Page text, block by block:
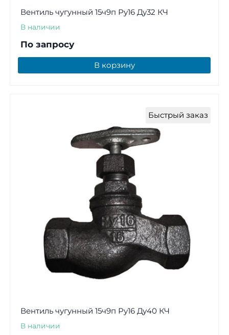
Вентиль чугунный 15ч9п Ру16 Ду32 КЧ
В наличии
По запросу
В корзину
Быстрый заказ
Вентиль чугунный 15ч9п Ру16 Ду40 КЧ
В наличии